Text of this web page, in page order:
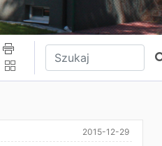
Wpisz tekst do
2015-12-29